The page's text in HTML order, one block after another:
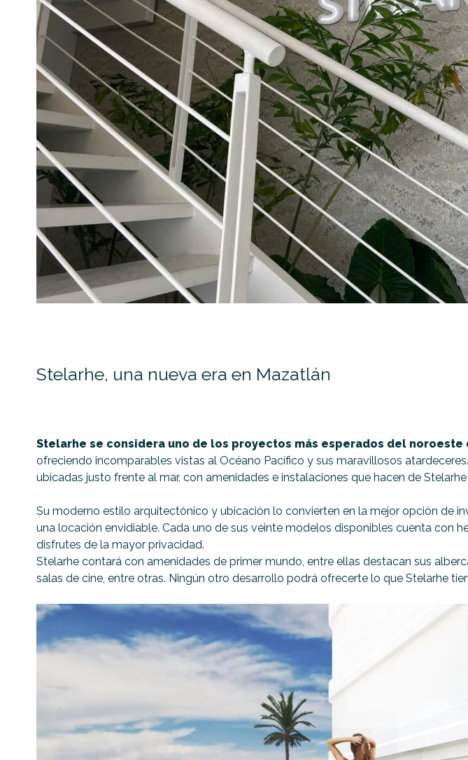
Stelarhe, una nueva era en Mazatlán
Stelarhe se considera uno de los proyectos más esperados del
ofreciendo incomparables vistas al Océano Pacífico y sus maravillosos
ubicadas justo frente al mar, con amenidades e instalaciones que hacen de
Su moderno estilo arquitectónico y ubicación lo convierten en la mejor opción de
una locación envidiable. Cada uno de sus veinte modelos disponibles cuenta con
disfrutes de la mayor privacidad.
Stelarhe contará con amenidades de primer mundo, entre ellas destacan sus
salas de cine, entre otras. Ningún otro desarrollo podrá ofrecerte lo que Stelarhe